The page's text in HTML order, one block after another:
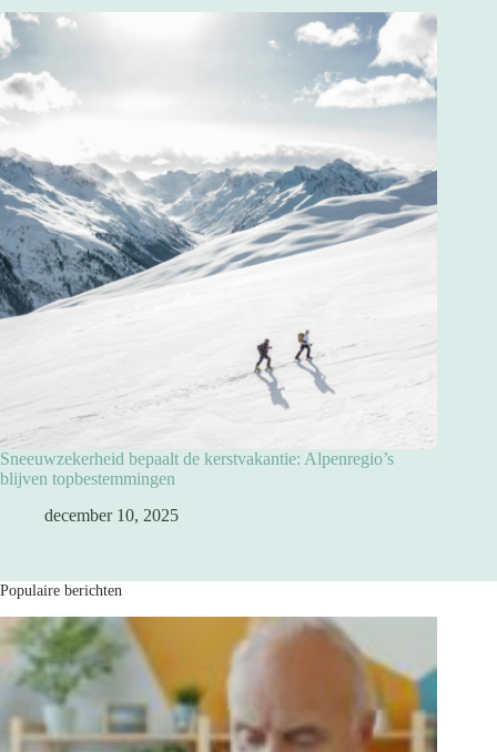
Sneeuwzekerheid bepaalt de kerstvakantie: Alpenregio’s
blijven topbestemmingen
december 10, 2025
Populaire berichten